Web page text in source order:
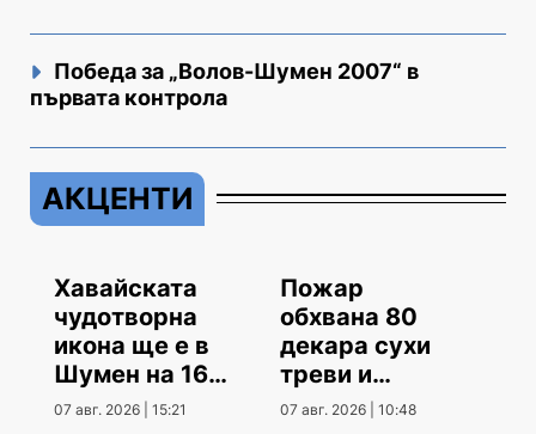
Победа за „Волов-Шумен 2007“ в
първата контрола
АКЦЕНТИ
Хавайската
чудотворна
икона ще е в
Шумен на 16
август
07 авг. 2026 | 15:21
Пожар
обхвана 80
декара сухи
треви и
храсти
07 авг. 2026 | 10:48